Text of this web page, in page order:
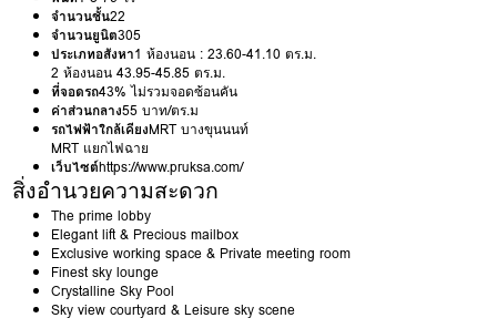
จำนวนชั้น22
จำนวนยูนิต305
ประเภทอสังหา1 ห้องนอน : 23.60-41.10 ตร.ม.
2 ห้องนอน 43.95-45.85 ตร.ม.
ที่จอดรถ43% ไม่รวมจอดซ้อนคัน
ค่าส่วนกลาง55 บาท/ตร.ม
รถไฟฟ้าใกล้เคียงMRT บางขุนนนท์
MRT แยกไฟฉาย
เว็บไซต์https://www.pruksa.com/
สิ่งอำนวยความสะดวก
The prime lobby
Elegant lift & Precious mailbox
Exclusive working space & Private meeting room
Finest sky lounge
Crystalline Sky Pool
Sky view courtyard & Leisure sky scene